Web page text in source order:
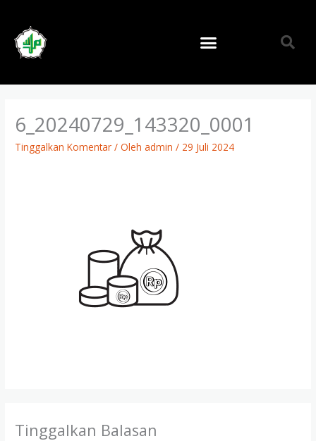
konten
6_20240729_143320_0001
Tinggalkan Komentar / Olehadmin/ 29 Juli 2024
Tinggalkan Balasan